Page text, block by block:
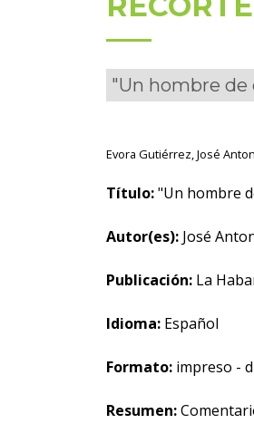
"Un hombre de
Evora Gutiérrez, José
Título:"Un hombre
Autor(es): José
Publicación: La
Idioma: Español
Formato: impreso -
Resumen: